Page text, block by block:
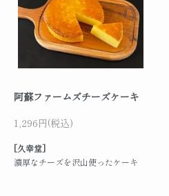
阿蘇ファームズチーズケーキ
1,296円(税込)
[久幸堂]
濃厚なチーズを沢山使ったケーキ